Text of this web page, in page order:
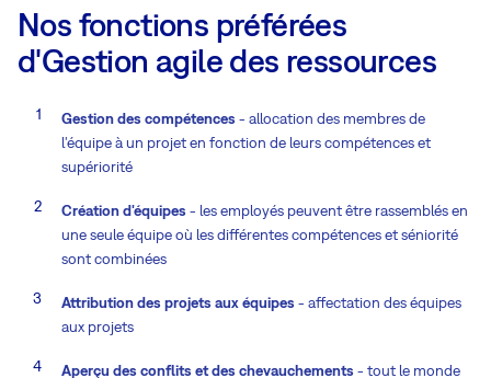
Nos fonctions préférées
d'Gestion agile des ressources
Gestion des compétences - allocation des membres de
l'équipe à un projet en fonction de leurs compétences et
supériorité
Création d'équipes - les employés peuvent être rassemblés en
une seule équipe où les différentes compétences et séniorité
sont combinées
Attribution des projets aux équipes - affectation des équipes
aux projets
Aperçu des conflits et des chevauchements - tout le monde